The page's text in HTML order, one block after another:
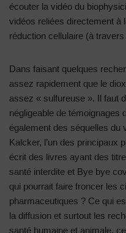
écouter la vidéo du
vidéos reliées directement à
réduction cellulaire (à
Dans faisant quelques
assez rapidement que le
assez « sulfureuse ». Il faut
négligeable de témoignages
également des séquelles du
Kalcker, l’un des principaux
écrit des livres ayant des
santé interdite et Bye bye
qui pourrait faire froncer les
pharmaceutiques ? Ce qui
la diffusion et surtout les
santé humaine et animale,